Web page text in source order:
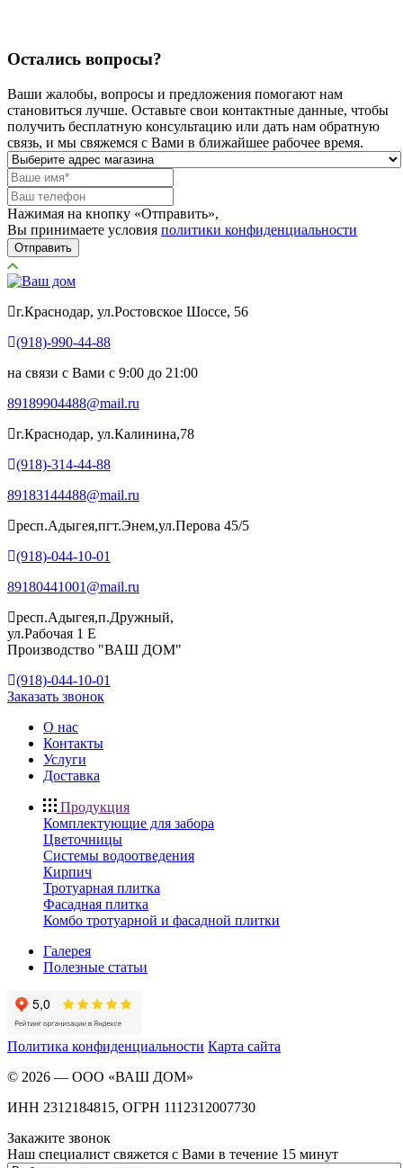
Остались вопросы?
Ваши жалобы, вопросы и предложения помогают нам
становиться лучше. Оставьте свои контактные данные, чтобы
получить бесплатную консультацию или дать нам обратную
связь, и мы свяжемся с Вами в ближайшее рабочее время.
Нажимая на кнопку «Отправить»,
Вы принимаете условия политики конфиденциальности
Отправить
г.Краснодар, ул.Ростовское Шоссе, 56
(918)-990-44-88
на связи с Вами с 9:00 до 21:00
89189904488@mail.ru
г.Краснодар, ул.Калинина,78
(918)-314-44-88
89183144488@mail.ru
респ.Адыгея,пгт.Энем,ул.Перова 45/5
(918)-044-10-01
89180441001@mail.ru
респ.Адыгея,п.Дружный,
ул.Рабочая 1 Е
Производство "ВАШ ДОМ"
(918)-044-10-01
Заказать звонок
О нас
Контакты
Услуги
Доставка
Продукция
Комплектующие для забора
Цветочницы
Системы водоотведения
Кирпич
Тротуарная плитка
Фасадная плитка
Комбо тротуарной и фасадной плитки
Галерея
Полезные статьи
Политика конфиденциальности Карта сайта
© 2026 — ООО «ВАШ ДОМ»
ИНН 2312184815, ОГРН 1112312007730
Закажите звонок
Наш специалист свяжется с Вами в течение 15 минут